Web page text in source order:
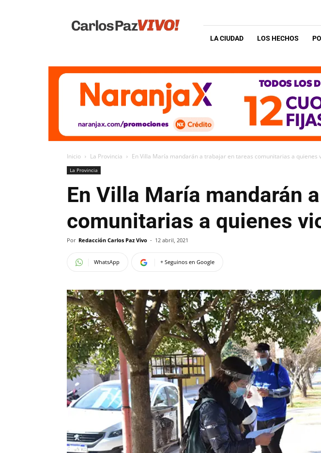
Vivo
LA CIUDAD LOS HECHOS
Inicio La Provincia En Villa María mandarán a trabajar en tareas comunitarias a quienes
La Provincia
En Villa María mandarán
comunitarias a quienes
Por Redacción Carlos Paz Vivo - 12 abril, 2021
WhatsApp + Seguinos en Google